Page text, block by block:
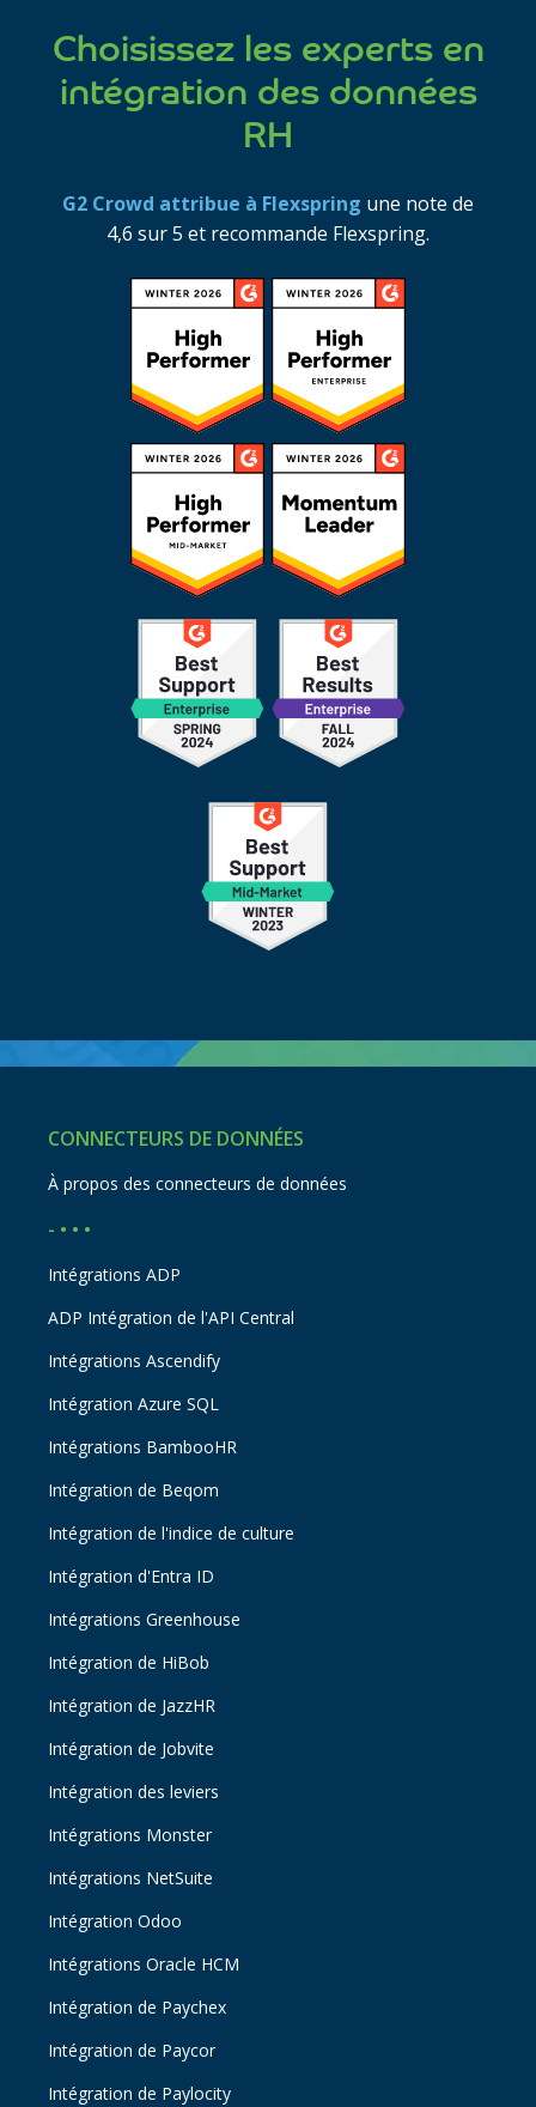
Choisissez les experts en
intégration des données
RH
G2 Crowd attribue à Flexspring une note de
4,6 sur 5 et recommande Flexspring.
CONNECTEURS DE DONNÉES
À propos des connecteurs de données
- • • •
Intégrations ADP
ADP Intégration de l'API Central
Intégrations Ascendify
Intégration Azure SQL
Intégrations BambooHR
Intégration de Beqom
Intégration de l'indice de culture
Intégration d'Entra ID
Intégrations Greenhouse
Intégration de HiBob
Intégration de JazzHR
Intégration de Jobvite
Intégration des leviers
Intégrations Monster
Intégrations NetSuite
Intégration Odoo
Intégrations Oracle HCM
Intégration de Paychex
Intégration de Paycor
Intégration de Paylocity